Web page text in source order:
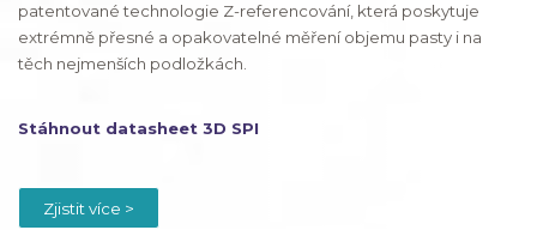
patentované technologie Z-referencování, která poskytuje
extrémně přesné a opakovatelné měření objemu pasty i na
těch nejmenších podložkách.
Stáhnout datasheet 3D SPI
Zjistit více >